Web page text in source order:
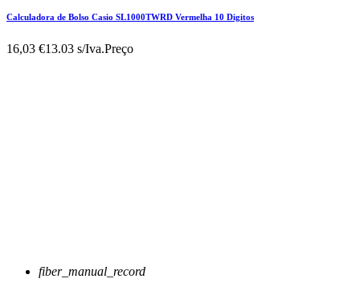
Calculadora de Bolso Casio SL1000TWRD Vermelha 10 Digitos
16,03 €13.03 s/Iva.Preço
fiber_manual_record